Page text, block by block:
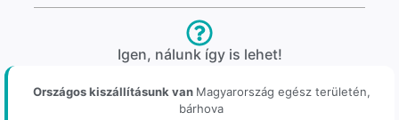
Igen, nálunk így is lehet!
Országos kiszállításunk van Magyarország egész területén,
bárhova